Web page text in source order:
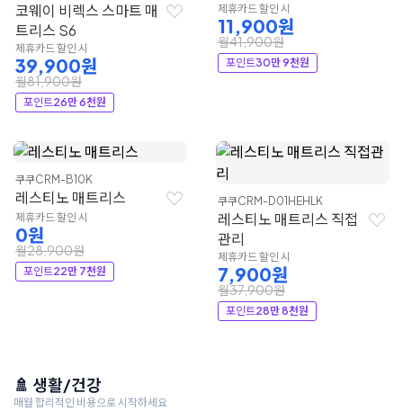
코웨이 비렉스 스마트 매
트리스 S6
제휴카드 할인 시
39,900원
월81,900원
포인트26만 6천원
제휴카드 할인 시
11,900원
월41,900원
포인트30만 9천원
쿠쿠CRM-B10K
레스티노 매트리스
제휴카드 할인 시
0원
월28,900원
포인트22만 7천원
쿠쿠CRM-D01HEHLK
레스티노 매트리스 직접
관리
제휴카드 할인 시
7,900원
월37,900원
포인트28만 8천원
🚿 생활/건강
매월 합리적인 비용으로 시작하세요